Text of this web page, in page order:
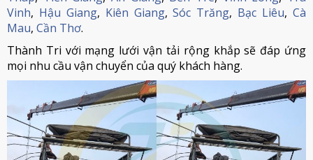
Vinh, Hậu Giang, Kiên Giang,Sóc Trăng, Bạc Liêu,Cà
Mau, Cần Thơ.
Thành Tri với mạng lưới vận tải rộng khắp sẽ đáp ứng
mọi nhu cầu vận chuyển của quý khách hàng.